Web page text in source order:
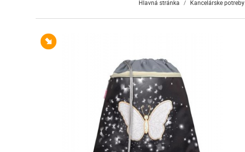
Hlavná stránka / Kancelárske potreby